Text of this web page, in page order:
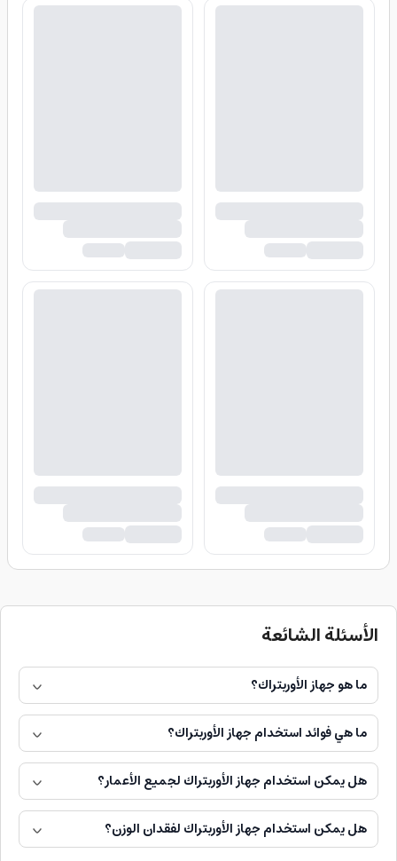
الأسئلة الشائعة
ما هو جهاز الأوربتراك؟
ما هي فوائد استخدام جهاز الأوربتراك؟
هل يمكن استخدام جهاز الأوربتراك لجميع الأعمار؟
هل يمكن استخدام جهاز الأوربتراك لفقدان الوزن؟